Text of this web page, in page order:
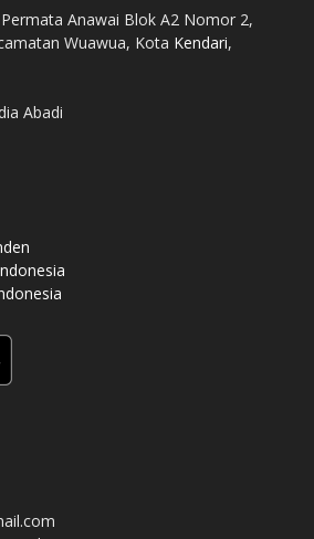
Anawai Blok A2 Nomor 2,
Wuawua, Kota Kendari,
Abadi